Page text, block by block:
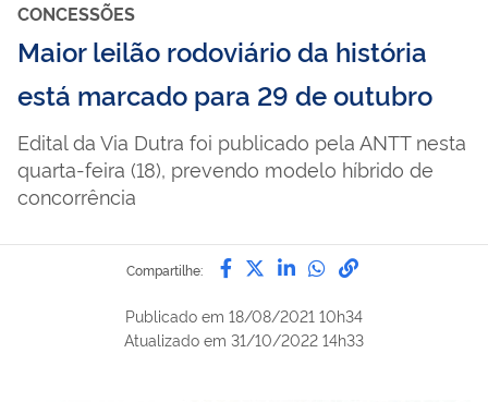
CONCESSÕES
Maior leilão rodoviário da história
está marcado para 29 de outubro
Edital da Via Dutra foi publicado pela ANTT nesta
quarta-feira (18), prevendo modelo híbrido de
concorrência
Compartilhe: Compartilhe por Facebook
Compartilhe por Twitter
Compartilhe por
Compartilhe
link para
Publicado em 18/08/2021 10h34
Atualizado em 31/10/2022 14h33